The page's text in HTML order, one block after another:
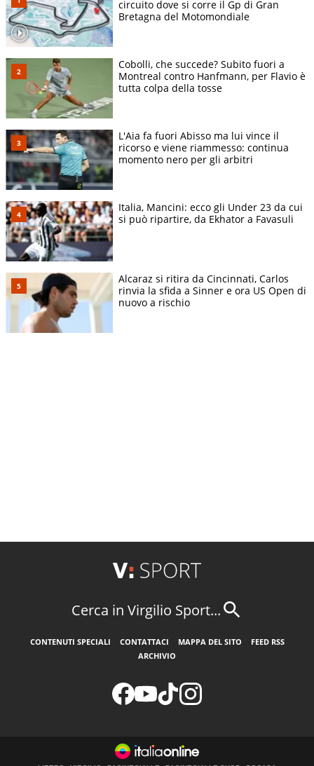
circuito dove si corre il Gp di Gran
Bretagna del Motomondiale
Cobolli, che succede? Subito fuori a
Montreal contro Hanfmann, per Flavio è
tutta colpa della tosse
L'Aia fa fuori Abisso ma lui vince il
ricorso e viene riammesso: continua
momento nero per gli arbitri
Italia, Mancini: ecco gli Under 23 da cui
si può ripartire, da Ekhator a Favasuli
Alcaraz si ritira da Cincinnati, Carlos
rinvia la sfida a Sinner e ora US Open di
nuovo a rischio
Cerca in Virgilio Sport...
CONTENUTI SPECIALI CONTATTACI MAPPA DEL SITO
FEED RSS
ARCHIVIO